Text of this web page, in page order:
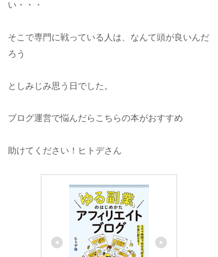
い・・・
そこで専門に戦っている人は、なんて頭が良いんだ
ろう
としみじみ思う日でした。
ブログ運営で悩んだらこちらの本がおすすめ
助けてください！ヒトデさん